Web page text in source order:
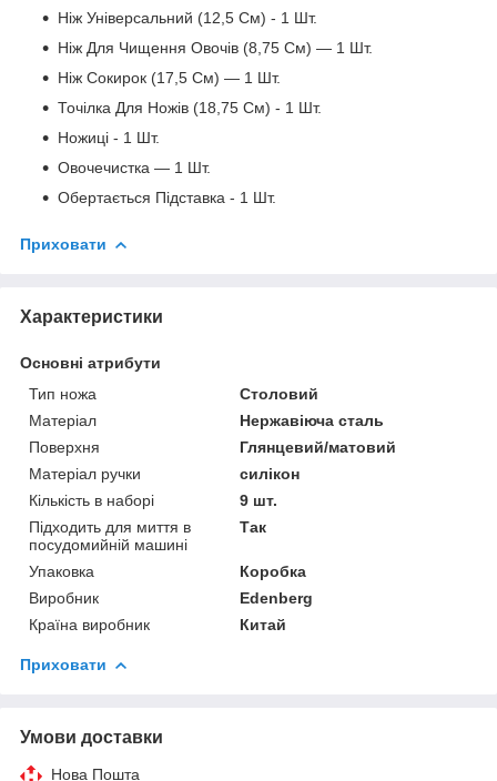
Ніж Універсальний (12,5 См) - 1 Шт.
Ніж Для Чищення Овочів (8,75 См) — 1 Шт.
Ніж Сокирок (17,5 См) — 1 Шт.
Точілка Для Ножів (18,75 См) - 1 Шт.
Ножиці - 1 Шт.
Овочечистка — 1 Шт.
Обертається Підставка - 1 Шт.
Приховати
Характеристики
Основні атрибути
Тип ножа
Столовий
Матеріал
Нержавіюча сталь
Поверхня
Глянцевий/матовий
Матеріал ручки
силікон
Кількість в наборі
9 шт.
Підходить для миття в
посудомийній машині
Так
Упаковка
Коробка
Виробник
Edenberg
Країна виробник
Китай
Приховати
Умови доставки
Нова Пошта